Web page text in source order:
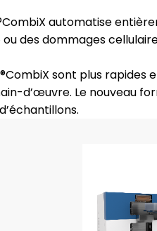
automatise
des dommages
sont plus
d’œuvre. Le nouveau